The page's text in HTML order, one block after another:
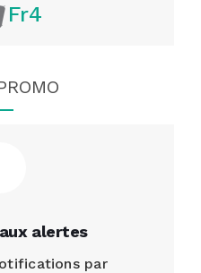
Fr4
alertes
par